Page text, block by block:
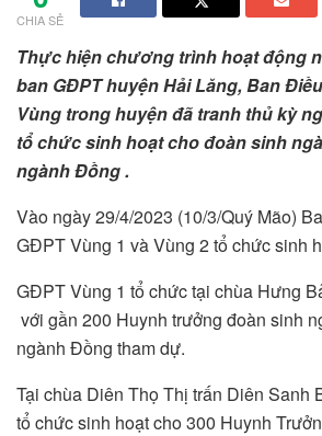
CHIA SẺ
Thực hiện chương trình hoạt động
ban GĐPT huyện Hải Lăng, Ban
Vùng trong huyện đã tranh thủ kỳ
tổ chức sinh hoạt cho đoàn sinh
ngành Đồng .
Vào ngày 29/4/2023 (10/3/Quý Mão)
GĐPT Vùng 1 và Vùng 2 tổ chức sinh
GĐPT Vùng 1 tổ chức tại chùa Hưng
với gần 200 Huynh trưởng đoàn sinh
ngành Đồng tham dự.
Tại chùa Diên Thọ Thị trấn Diên Sanh
tổ chức sinh hoạt cho 300 Huynh